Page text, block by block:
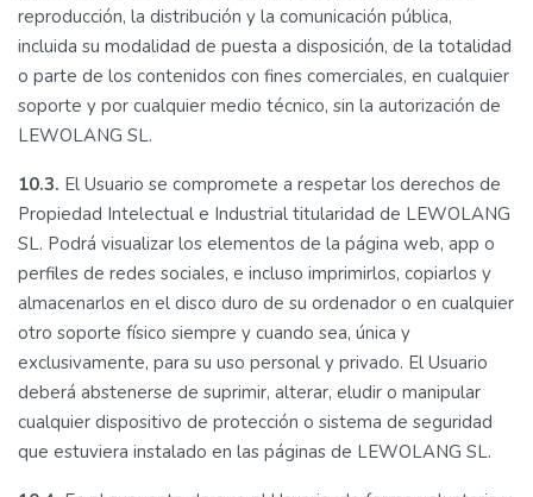
reproducción, la distribución y la comunicación pública,
incluida su modalidad de puesta a disposición, de la totalidad
o parte de los contenidos con fines comerciales, en cualquier
soporte y por cualquier medio técnico, sin la autorización de
LEWOLANG SL.
10.3. El Usuario se compromete a respetar los derechos de
Propiedad Intelectual e Industrial titularidad de LEWOLANG
SL. Podrá visualizar los elementos de la página web, app o
perfiles de redes sociales, e incluso imprimirlos, copiarlos y
almacenarlos en el disco duro de su ordenador o en cualquier
otro soporte físico siempre y cuando sea, única y
exclusivamente, para su uso personal y privado. El Usuario
deberá abstenerse de suprimir, alterar, eludir o manipular
cualquier dispositivo de protección o sistema de seguridad
que estuviera instalado en las páginas de LEWOLANG SL.